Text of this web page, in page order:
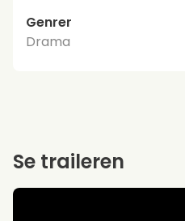
Genrer
Drama
Se traileren